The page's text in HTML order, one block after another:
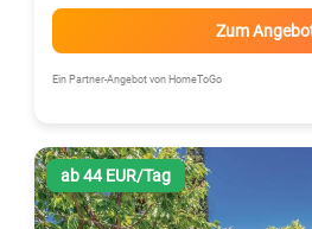
Zum
Ein Partner-Angebot von HomeToGo
ab 44 EUR/Tag